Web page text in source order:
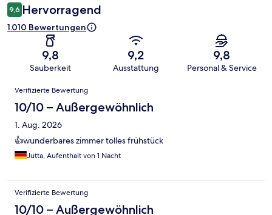
9,6 Hervorragend
1.010 Bewertungen
9,8
Sauberkeit
9,2
Ausstattung
9,8
Personal & Service
Bewertungen
Verifizierte Bewertung
10/10 – Außergewöhnlich
1. Aug. 2026
👍wunderbares zimmer tolles frühstück
Jutta, Aufenthalt von 1 Nacht
Verifizierte Bewertung
10/10 – Außergewöhnlich